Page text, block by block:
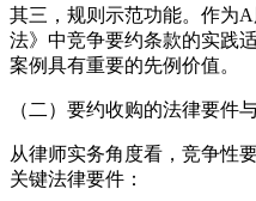
其三，规则示范功能。作为
法》中竞争要约条款的实践
案例具有重要的先例价值。
（二）要约收购的法律要件
从律师实务角度看，竞争性
关键法律要件：